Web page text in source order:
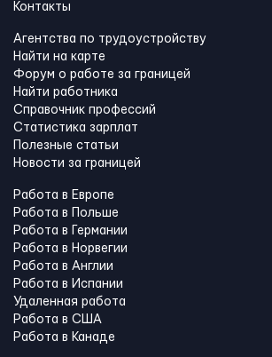
Контакты
Агентства по трудоустройству
Найти на карте
Форум о работе за границей
Найти работника
Справочник профессий
Статистика зарплат
Полезные статьи
Новости за границей
Работа в Европе
Работа в Польше
Работа в Германии
Работа в Норвегии
Работа в Англии
Работа в Испании
Удаленная работа
Работа в США
Работа в Канадe